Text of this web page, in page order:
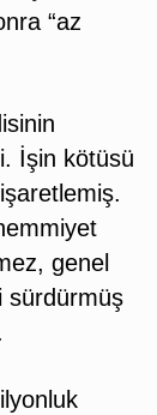
“az
İşin kötüsü
genel
sürdürmüş